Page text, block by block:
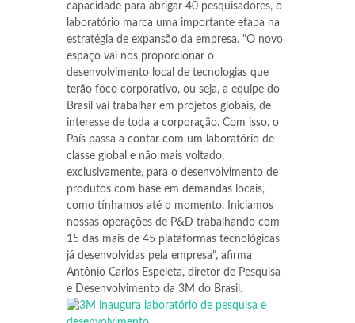
capacidade para abrigar 40 pesquisadores, o
laboratório marca uma importante etapa na
estratégia de expansão da empresa. "O novo
espaço vai nos proporcionar o
desenvolvimento local de tecnologias que
terão foco corporativo, ou seja, a equipe do
Brasil vai trabalhar em projetos globais, de
interesse de toda a corporação. Com isso, o
País passa a contar com um laboratório de
classe global e não mais voltado,
exclusivamente, para o desenvolvimento de
produtos com base em demandas locais,
como tínhamos até o momento. Iniciamos
nossas operações de P&D trabalhando com
15 das mais de 45 plataformas tecnológicas
já desenvolvidas pela empresa", afirma
Antônio Carlos Espeleta, diretor de Pesquisa
e Desenvolvimento da 3M do Brasil.